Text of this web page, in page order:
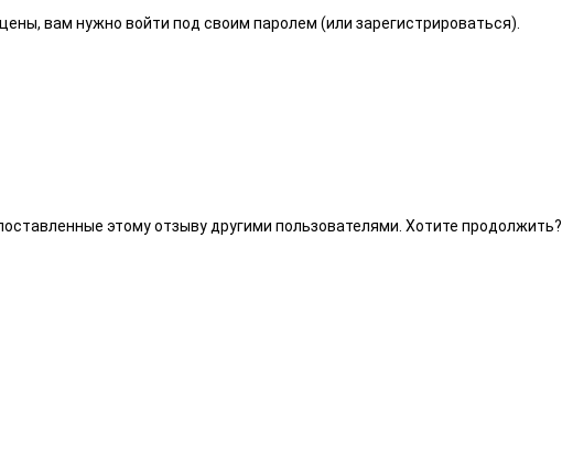
вам нужно войти под своим паролем (или зарегистрироваться).
этому отзыву другими пользователями. Хотите продолжить?